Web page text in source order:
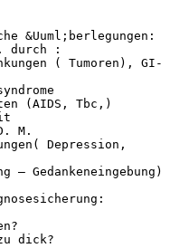
&Uuml;berlegungen:
durch :
( Tumoren), GI-
(AIDS, Tbc,)
M.
Depression,
Gedankeneingebung)
dick?